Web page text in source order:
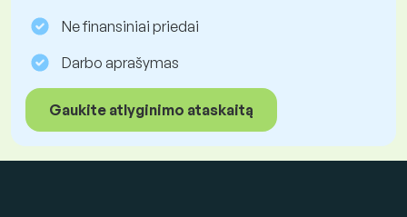
Ne finansiniai priedai
Darbo aprašymas
Gaukite atlyginimo ataskaitą